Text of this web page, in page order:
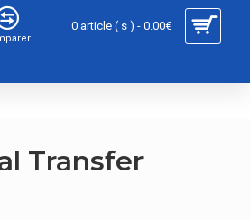
0 article ( s ) - 0.00€
Transfer